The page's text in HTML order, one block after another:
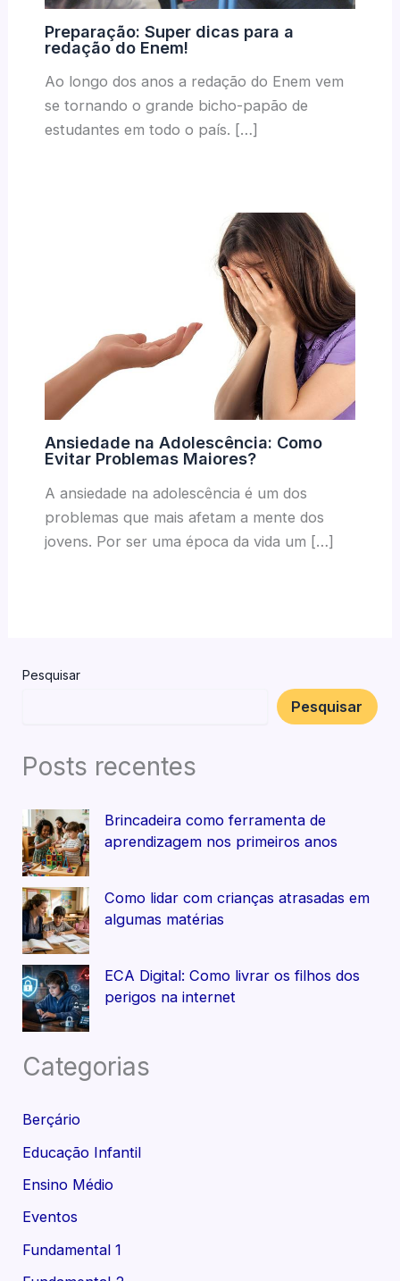
Preparação: Super dicas para a
redação do Enem!
Ao longo dos anos a redação do Enem vem
se tornando o grande bicho-papão de
estudantes em todo o país. […]
Ansiedade na Adolescência: Como
Evitar Problemas Maiores?
A ansiedade na adolescência é um dos
problemas que mais afetam a mente dos
jovens. Por ser uma época da vida um […]
Pesquisar
Pesquisar
Posts recentes
Brincadeira como ferramenta de
aprendizagem nos primeiros anos
Como lidar com crianças atrasadas em
algumas matérias
ECA Digital: Como livrar os filhos dos
perigos na internet
Categorias
Berçário
Educação Infantil
Ensino Médio
Eventos
Fundamental 1